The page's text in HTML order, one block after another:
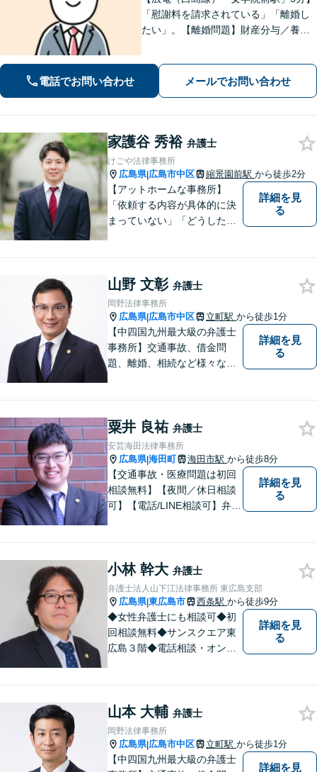
「慰謝料を請求されている」「離婚し
たい」。【離婚問題】財産分与／養育
請求など【相続・遺言】料金は明確に
細かく設定【初回相談無料】
電話でお問い合わせ メールでお問い合わせ
家護谷 秀裕 弁護士
けごや法律事務所
広島県|広島市中区 縮景園前駅 から徒歩2分
【アットホームな事務所】
「依頼する内容が具体的に決
まっていない」「どうしたら
件、借金問題、消費者被害を
取り扱っております。
詳細を見
る
山野 文彰 弁護士
岡野法律事務所
広島県|広島市中区 立町駅 から徒歩1分
【中四国九州最大級の弁護士
事務所】交通事故、借金問
題、離婚、相続など様々な問
い！
詳細を見
る
粟井 良祐 弁護士
安芸海田法律事務所
広島県|海田町 海田市駅 から徒歩8分
【交通事故・医療問題は初回
相談無料】【夜間／休日相談
可】【電話/LINE相談可】弁護
ている方は、すぐに弁護士に
ご相談ください。【JR海田市
駅から徒歩9分】
詳細を見
る
小林 幹大 弁護士
弁護士法人山下江法律事務所 東広島支部
広島県|東広島市 西条駅 から徒歩9分
◆女性弁護士にも相談可◆初
回相談無料◆サンスクエア東
広島３階◆電話相談・オンラ
しにくいことも安心してご相
談ください。あなたの気持ち
に寄り添い、丁寧にお応えし
ます。
詳細を見
る
山本 大輔 弁護士
岡野法律事務所
広島県|広島市中区 立町駅 から徒歩1分
【中四国九州最大級の弁護士
詳細を見